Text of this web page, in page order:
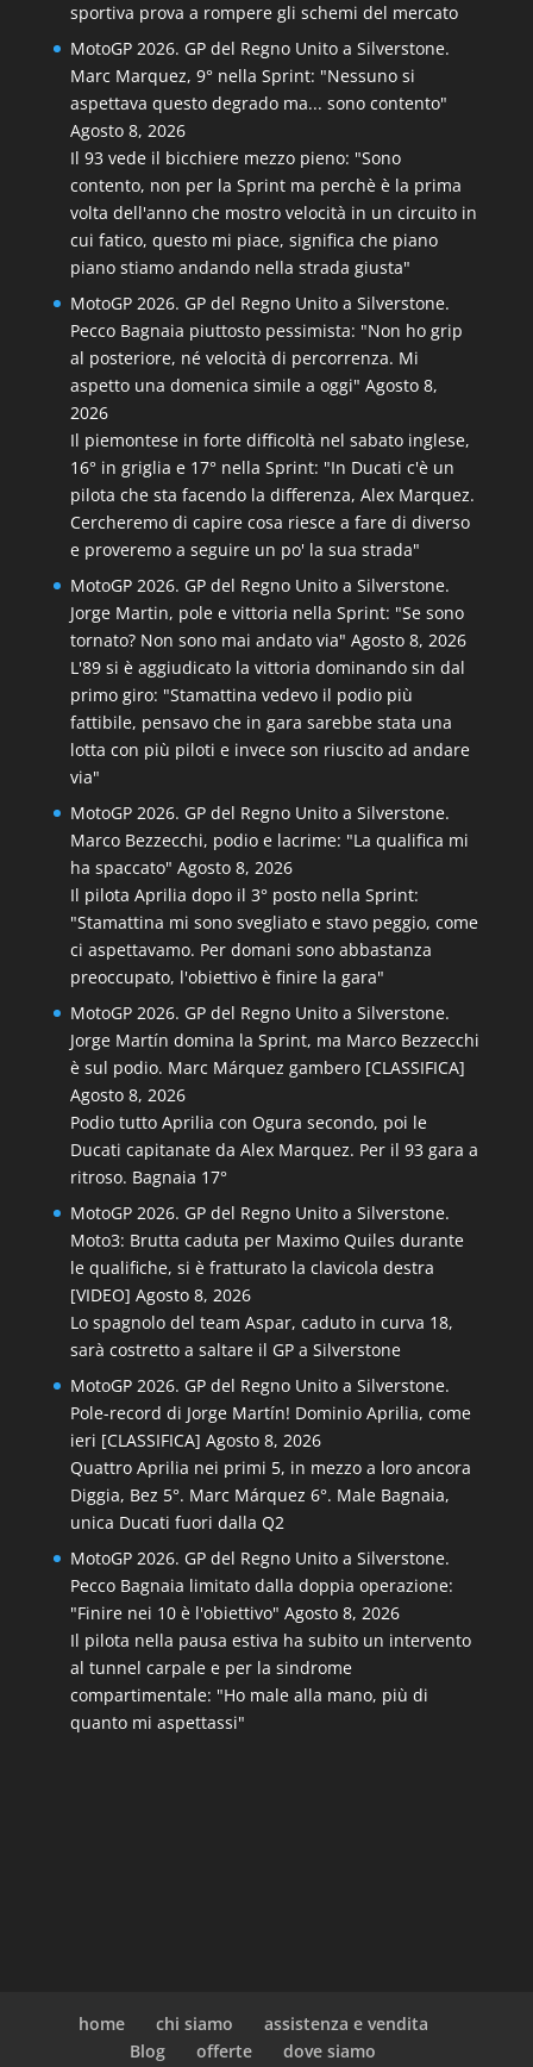
sportiva prova a rompere gli schemi del mercato
MotoGP 2026. GP del Regno Unito a Silverstone.
Marc Marquez, 9° nella Sprint: "Nessuno si
aspettava questo degrado ma... sono contento"
Agosto 8, 2026
Il 93 vede il bicchiere mezzo pieno: "Sono
contento, non per la Sprint ma perchè è la prima
volta dell'anno che mostro velocità in un circuito in
cui fatico, questo mi piace, significa che piano
piano stiamo andando nella strada giusta"
MotoGP 2026. GP del Regno Unito a Silverstone.
Pecco Bagnaia piuttosto pessimista: "Non ho grip
al posteriore, né velocità di percorrenza. Mi
aspetto una domenica simile a oggi" Agosto 8,
2026
Il piemontese in forte difficoltà nel sabato inglese,
16° in griglia e 17° nella Sprint: "In Ducati c'è un
pilota che sta facendo la differenza, Alex Marquez.
Cercheremo di capire cosa riesce a fare di diverso
e proveremo a seguire un po' la sua strada"
MotoGP 2026. GP del Regno Unito a Silverstone.
Jorge Martin, pole e vittoria nella Sprint: "Se sono
tornato? Non sono mai andato via" Agosto 8, 2026
L'89 si è aggiudicato la vittoria dominando sin dal
primo giro: "Stamattina vedevo il podio più
fattibile, pensavo che in gara sarebbe stata una
lotta con più piloti e invece son riuscito ad andare
via"
MotoGP 2026. GP del Regno Unito a Silverstone.
Marco Bezzecchi, podio e lacrime: "La qualifica mi
ha spaccato" Agosto 8, 2026
Il pilota Aprilia dopo il 3° posto nella Sprint:
"Stamattina mi sono svegliato e stavo peggio, come
ci aspettavamo. Per domani sono abbastanza
preoccupato, l'obiettivo è finire la gara"
MotoGP 2026. GP del Regno Unito a Silverstone.
Jorge Martín domina la Sprint, ma Marco Bezzecchi
è sul podio. Marc Márquez gambero [CLASSIFICA]
Agosto 8, 2026
Podio tutto Aprilia con Ogura secondo, poi le
Ducati capitanate da Alex Marquez. Per il 93 gara a
ritroso. Bagnaia 17°
MotoGP 2026. GP del Regno Unito a Silverstone.
Moto3: Brutta caduta per Maximo Quiles durante
le qualifiche, si è fratturato la clavicola destra
[VIDEO] Agosto 8, 2026
Lo spagnolo del team Aspar, caduto in curva 18,
sarà costretto a saltare il GP a Silverstone
MotoGP 2026. GP del Regno Unito a Silverstone.
Pole-record di Jorge Martín! Dominio Aprilia, come
ieri [CLASSIFICA] Agosto 8, 2026
Quattro Aprilia nei primi 5, in mezzo a loro ancora
Diggia, Bez 5°. Marc Márquez 6°. Male Bagnaia,
unica Ducati fuori dalla Q2
MotoGP 2026. GP del Regno Unito a Silverstone.
Pecco Bagnaia limitato dalla doppia operazione:
"Finire nei 10 è l'obiettivo" Agosto 8, 2026
Il pilota nella pausa estiva ha subito un intervento
al tunnel carpale e per la sindrome
compartimentale: "Ho male alla mano, più di
quanto mi aspettassi"
home chi siamo
assistenza e vendita
Blog
offerte
dove siamo